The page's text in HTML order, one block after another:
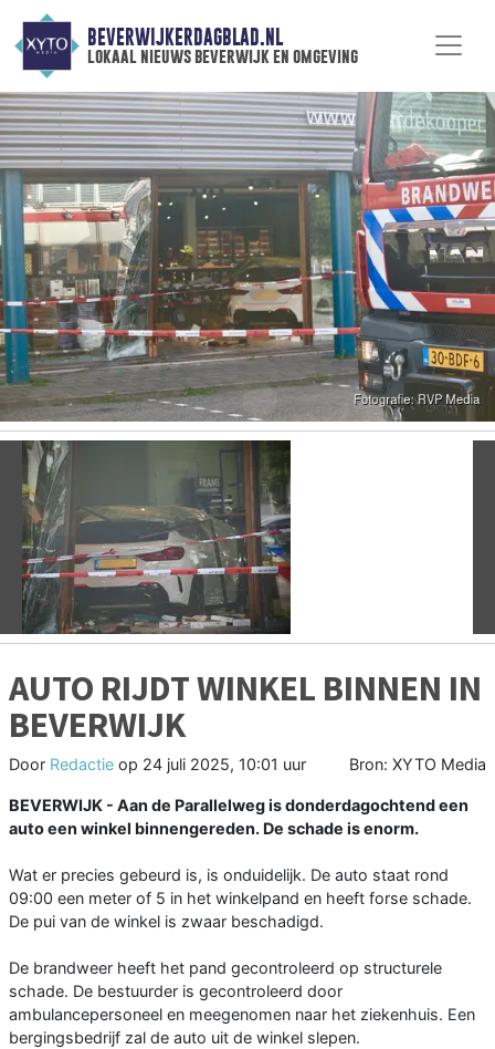
BEVERWIJKERDAGBLAD.NL
lokaal nieuws beverwijk en omgeving
Vorige
AUTO RIJDT WINKEL BINNEN IN
BEVERWIJK
Door Redactie op 24 juli 2025, 10:01 uur Bron: XYTO Media
BEVERWIJK - Aan de Parallelweg is donderdagochtend een
auto een winkel binnengereden. De schade is enorm.
Wat er precies gebeurd is, is onduidelijk. De auto staat rond
09:00 een meter of 5 in het winkelpand en heeft forse schade.
De pui van de winkel is zwaar beschadigd.
De brandweer heeft het pand gecontroleerd op structurele
schade. De bestuurder is gecontroleerd door
ambulancepersoneel en meegenomen naar het ziekenhuis. Een
bergingsbedrijf zal de auto uit de winkel slepen.